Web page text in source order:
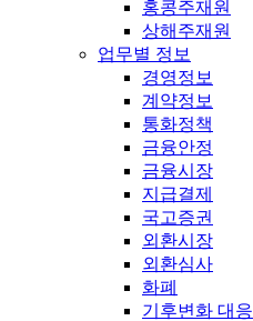
홍콩주재원
상해주재원
업무별 정보
경영정보
계약정보
통화정책
금융안정
금융시장
지급결제
국고증권
외환시장
외환심사
화폐
기후변화 대응